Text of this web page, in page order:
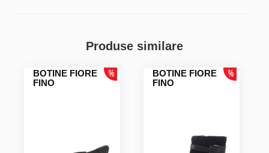
Produse similare
BOTINE FIORE
FINO
BOTINE FIORE
FINO